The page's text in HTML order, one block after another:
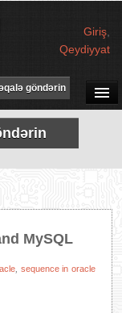
Giriş
Qeydiyyat
TV
göndərin
MySQL
, sequence in oracle